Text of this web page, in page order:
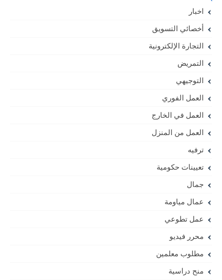
اخبار
أخصائي التسويق
التجارة الإلكترونية
التمريض
التوجيهي
العمل الفوري
العمل في الخارج
العمل من المنزل
ترفيه
تعيينات حكومية
جمال
عمال مياومة
عمل تطوعي
محرر فيديو
مطلوب معلمين
منح دراسية